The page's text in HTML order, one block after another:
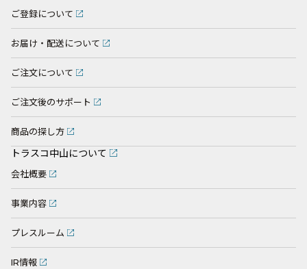
ご登録について
お届け・配送について
ご注文について
ご注文後のサポート
商品の探し方
トラスコ中山について
会社概要
事業内容
プレスルーム
IR情報